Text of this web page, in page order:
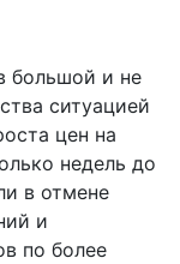
большой и не
ситуацией
цен на
недель до
в отмене
и
по более